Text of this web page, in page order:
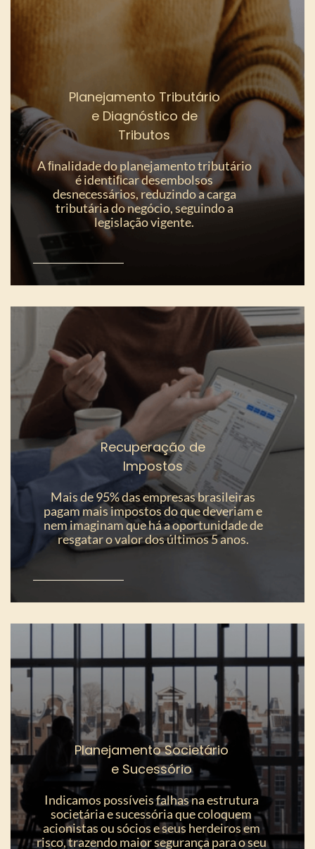
Planejamento Tributário
e Diagnóstico de
Tributos
A ﬁnalidade do planejamento tributário
é identiﬁcar desembolsos
desnecessários, reduzindo a carga
tributária do negócio, seguindo a
legislação vigente.
Recuperação de
Impostos
Mais de 95% das empresas brasileiras
pagam mais impostos do que deveriam e
nem imaginam que há a oportunidade de
resgatar o valor dos últimos 5 anos.
Planejamento Societário
e Sucessório
Indicamos possíveis falhas na estrutura
societária e sucessória que coloquem
acionistas ou sócios e seus herdeiros em
risco, trazendo maior segurança para o seu